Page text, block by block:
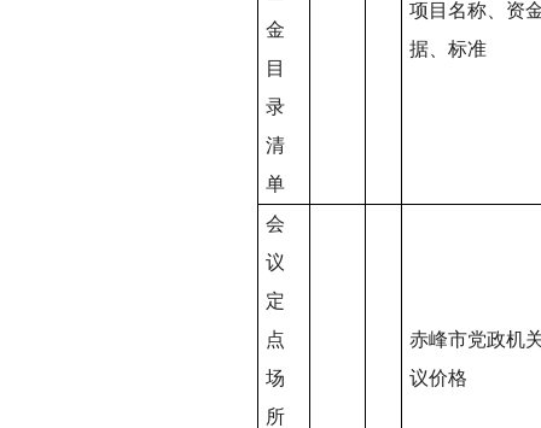
金
目
录
清
单
项目名称、资
据、标准
会
议
定
点
场
所
赤峰市党政机
议价格